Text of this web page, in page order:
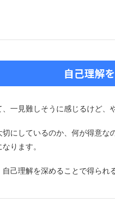
自己理解
、一見難しそうに感じるけど、
切にしているのか、何が得意
ります。
自己理解を深めることで得られ